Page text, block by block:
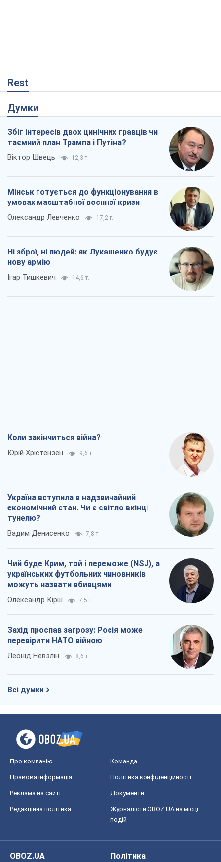
Rest
Думки
Збіг інтересів двох цинічних гравців чи
таємний план Трампа і Путіна?
Віктор Швець 12,3 т.
Мінськ готується до функціонування в
умовах масштабної воєнної кризи
Олександр Левченко 17,2 т.
Ні зброї, ні людей: як Лукашенко будує
нову армію
Ігар Тишкевич 14,6 т.
Коли закінчиться війна?
Юрій Хрістензен 9,6 т.
Україна вступила в надзвичайний
економічний стан. Чи є світло вкінці
тунелю?
Вадим Денисенко 7,8 т.
Чий буде Крим, той і переможе (NSJ), а
українських футбольних чиновників
можуть назвати вбивцями
Олександр Кірш 7,5 т.
Захід проспав загрозу: Росія може
перевірити НАТО війною
Леонід Невзлін 8,6 т.
Всі думки
Про компанію Команда
Правова інформація Політика конфіденційності
Реклама на сайті Документи
Редакційна політика
Журналісти OBOZ.UA на місці
подій
OBOZ.UA
Політика